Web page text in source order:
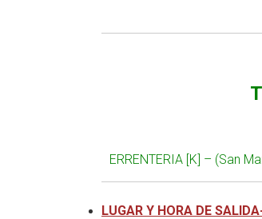
ERRENTERIA [K] – (San
LUGAR Y HORA DE